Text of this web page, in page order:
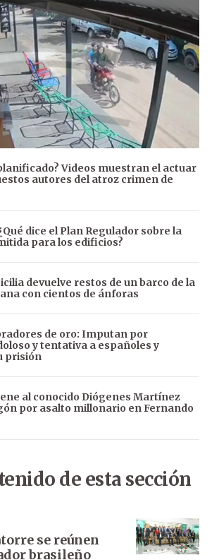
Videos muestran el actuar
autores del atroz crimen de
dice el Plan Regulador sobre la
para los edificios?
devuelve restos de un barco de la
con cientos de ánforas
de oro: Imputan por
y tentativa a españoles y
prisión
al conocido Diógenes Martínez
por asalto millonario en Fernando
de esta sección
se reúnen
brasileño